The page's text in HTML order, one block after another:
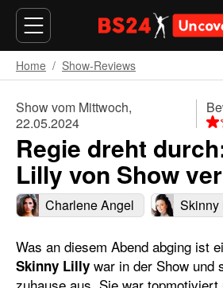
Home Show-Reviews
Show vom Mittwoch,
22.05.2024
Regie dreht
Lilly von Show
Charlene Angel Skinny
Was an diesem Abend abging ist
Skinny Lilly war in der Show und